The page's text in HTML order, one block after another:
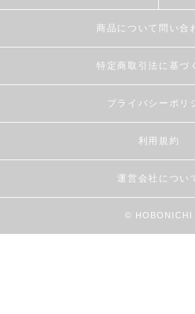
商品について問い合
特定商取引法に基づ
プライバシーポリ
利用規約
運営会社につい
© HOBONICHI